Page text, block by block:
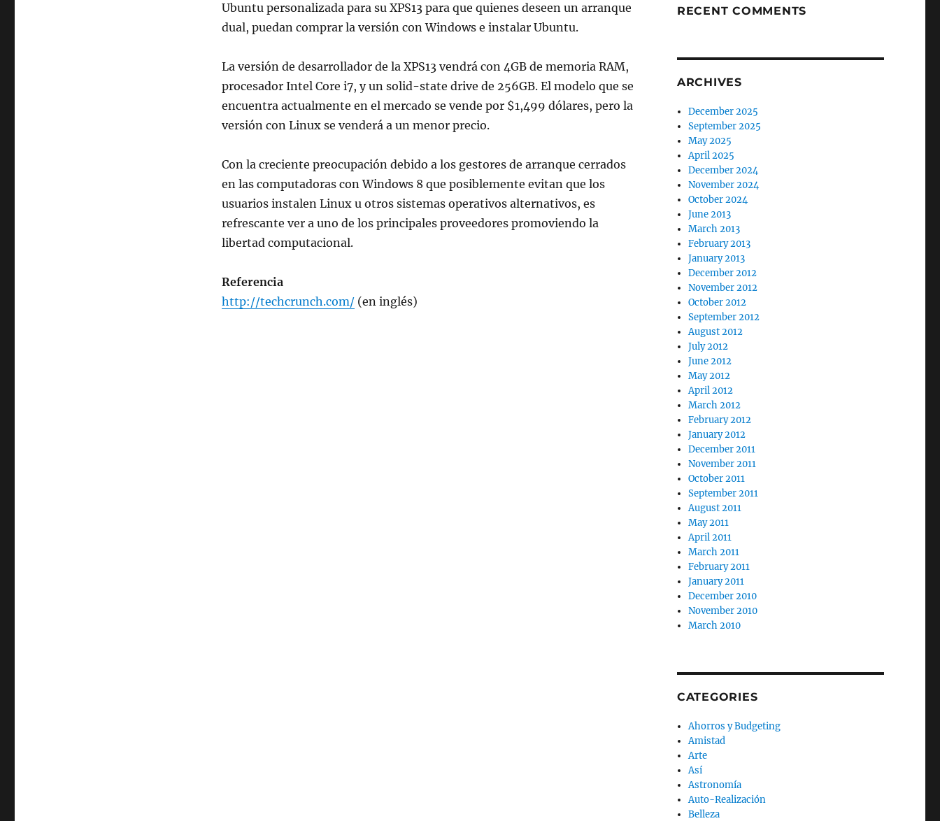
Ubuntu personalizada para su XPS13 para que quienes deseen un arranque
dual, puedan comprar la versión con Windows e instalar Ubuntu.
La versión de desarrollador de la XPS13 vendrá con 4GB de memoria RAM,
procesador Intel Core i7, y un solid-state drive de 256GB. El modelo que se
encuentra actualmente en el mercado se vende por $1,499 dólares, pero la
versión con Linux se venderá a un menor precio.
Con la creciente preocupación debido a los gestores de arranque cerrados
en las computadoras con Windows 8 que posiblemente evitan que los
usuarios instalen Linux u otros sistemas operativos alternativos, es
refrescante ver a uno de los principales proveedores promoviendo la
libertad computacional.
Referencia
http://techcrunch.com/(en inglés)
RECENT COMMENTS
ARCHIVES
December 2025
September 2025
May 2025
April 2025
December 2024
November 2024
October 2024
June 2013
March 2013
February 2013
January 2013
December 2012
November 2012
October 2012
September 2012
August 2012
July 2012
June 2012
May 2012
April 2012
March 2012
February 2012
January 2012
December 2011
November 2011
October 2011
September 2011
August 2011
May 2011
April 2011
March 2011
February 2011
January 2011
December 2010
November 2010
March 2010
CATEGORIES
Ahorros y Budgeting
Amistad
Arte
Así
Astronomía
Auto-Realización
Belleza